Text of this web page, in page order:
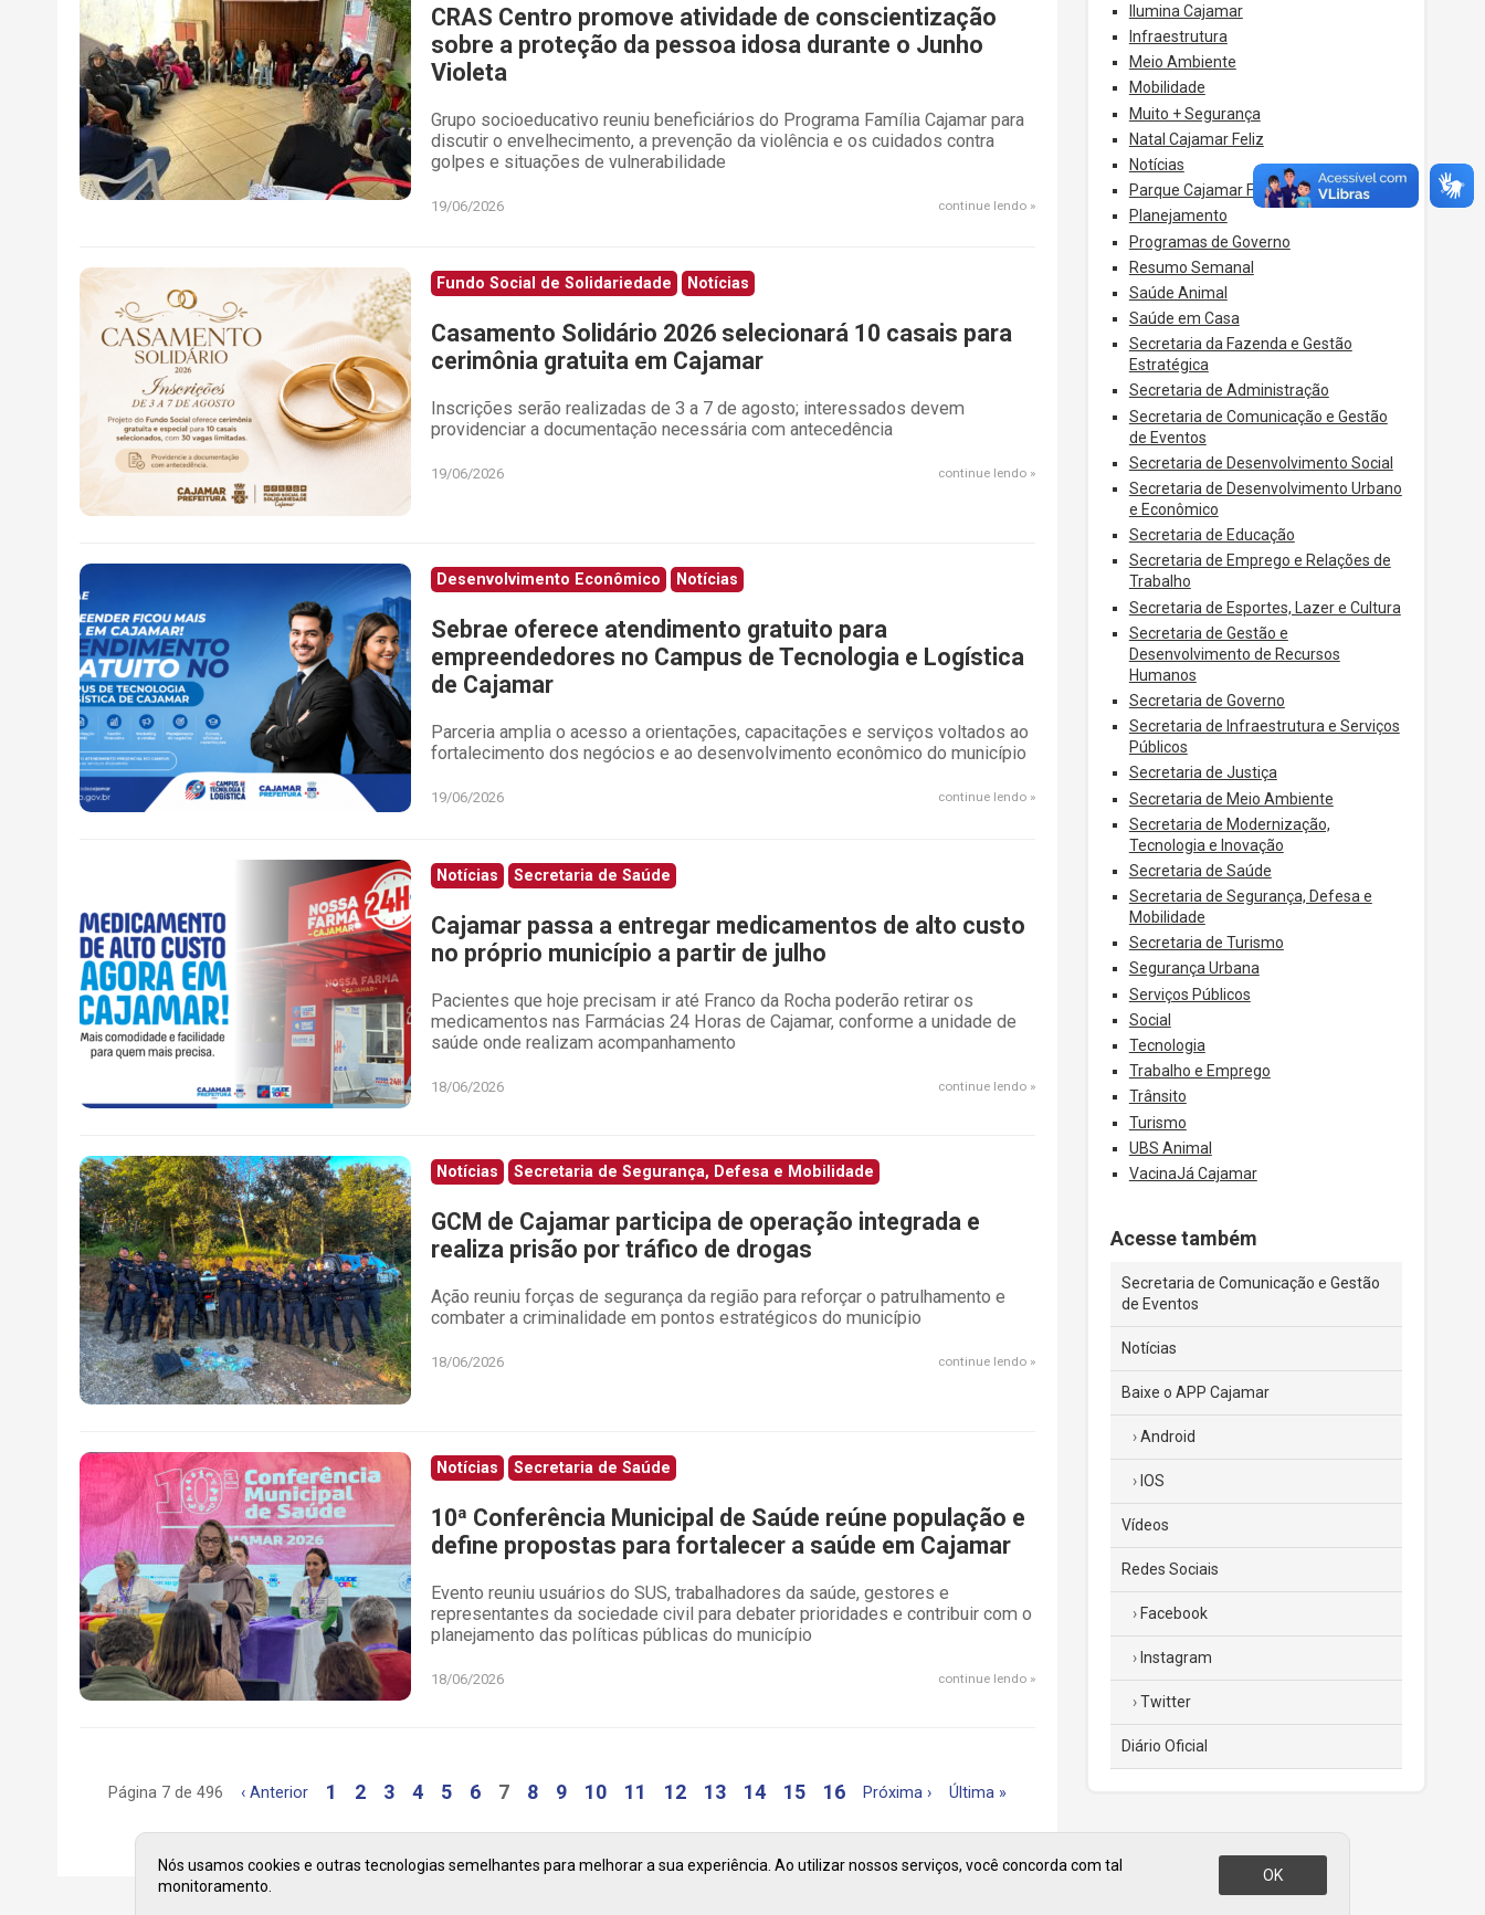
CRAS Centro promove atividade de conscientização
sobre a proteção da pessoa idosa durante o Junho
Violeta
Grupo socioeducativo reuniu beneficiários do Programa Família Cajamar para
discutir o envelhecimento, a prevenção da violência e os cuidados contra
golpes e situações de vulnerabilidade
19/06/2026 continue lendo
Fundo Social de Solidariedade Notícias
Casamento Solidário 2026 selecionará 10 casais para
cerimônia gratuita em Cajamar
Inscrições serão realizadas de 3 a 7 de agosto; interessados devem
providenciar a documentação necessária com antecedência
19/06/2026 continue lendo
Desenvolvimento Econômico Notícias
Sebrae oferece atendimento gratuito para
empreendedores no Campus de Tecnologia e Logística
de Cajamar
Parceria amplia o acesso a orientações, capacitações e serviços voltados ao
fortalecimento dos negócios e ao desenvolvimento econômico do município
19/06/2026 continue lendo
Notícias Secretaria de Saúde
Cajamar passa a entregar medicamentos de alto custo
no próprio município a partir de julho
Pacientes que hoje precisam ir até Franco da Rocha poderão retirar os
medicamentos nas Farmácias 24 Horas de Cajamar, conforme a unidade de
saúde onde realizam acompanhamento
18/06/2026 continue lendo
Notícias Secretaria de Segurança, Defesa e Mobilidade
GCM de Cajamar participa de operação integrada e
realiza prisão por tráfico de drogas
Ação reuniu forças de segurança da região para reforçar o patrulhamento e
combater a criminalidade em pontos estratégicos do município
18/06/2026 continue lendo
Notícias Secretaria de Saúde
10ª Conferência Municipal de Saúde reúne população e
define propostas para fortalecer a saúde em Cajamar
Evento reuniu usuários do SUS, trabalhadores da saúde, gestores e
representantes da sociedade civil para debater prioridades e contribuir com o
planejamento das políticas públicas do município
18/06/2026 continue lendo
Página 7 de 496 ‹ Anterior 1 2 3 4 5 6 7 8 9 10 11 12 13 14 15 16 Próxima › Última »
Ilumina Cajamar
Infraestrutura
Meio Ambiente
Mobilidade
Muito + Segurança
Natal Cajamar Feliz
Notícias
Parque Cajamar Feliz
Planejamento
Programas de Governo
Resumo Semanal
Saúde Animal
Saúde em Casa
Secretaria da Fazenda e Gestão
Estratégica
Secretaria de Administração
Secretaria de Comunicação e Gestão
de Eventos
Secretaria de Desenvolvimento Social
Secretaria de Desenvolvimento Urbano
e Econômico
Secretaria de Educação
Secretaria de Emprego e Relações de
Trabalho
Secretaria de Esportes, Lazer e Cultura
Secretaria de Gestão e
Desenvolvimento de Recursos
Humanos
Secretaria de Governo
Secretaria de Infraestrutura e Serviços
Públicos
Secretaria de Justiça
Secretaria de Meio Ambiente
Secretaria de Modernização,
Tecnologia e Inovação
Secretaria de Saúde
Secretaria de Segurança, Defesa e
Mobilidade
Secretaria de Turismo
Segurança Urbana
Serviços Públicos
Social
Tecnologia
Trabalho e Emprego
Trânsito
Turismo
UBS Animal
VacinaJá Cajamar
Acesse também
Secretaria de Comunicação e Gestão
de Eventos
Notícias
Baixe o APP Cajamar
Android
IOS
Vídeos
Redes Sociais
Facebook
Instagram
Twitter
Diário Oficial
Nós usamos cookies e outras tecnologias semelhantes para melhorar a sua experiência. Ao utilizar nossos serviços, você concorda com tal
monitoramento.
OK